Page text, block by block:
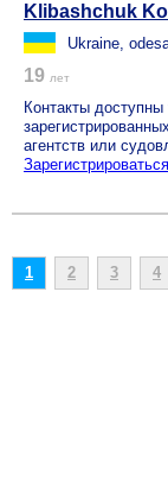
Klibashchuk
Ukraine,
19 лет
Контакты
агентств или
1 2 3 4